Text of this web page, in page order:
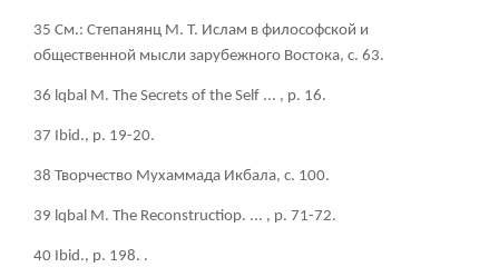
35 См.: Степанянц М. Т. Ислам в философской и
общественной мысли зарубежного Востока, с. 63.
36 lqbal М. The Secrets of the Self ... , р. 16.
37 Ibid., р. 19-20.
38 Творчество Мухаммада Икбала, с. 100.
39 lqbal М. The Reconstructiop. ... , р. 71-72.
40 Ibid., р. 198. .